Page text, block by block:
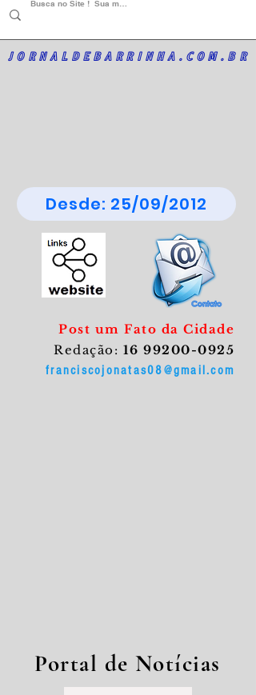
JORNALDEBARRINHA.COM.BR
Desde: 25/09/2012
Post um Fato da Cidade
Redação: 16 99200-0925
franciscojonatas08@gmail.com
Portal de Notícias